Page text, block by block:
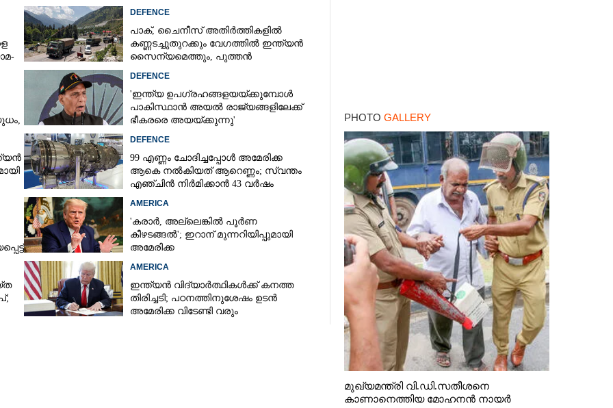
DEFENCE
പാക്, ചൈനീസ് അതിർത്തികളിൽ
കണ്ണടച്ചുതുറക്കും വേഗത്തിൽ ഇന്ത്യൻ
സൈന്യമെത്തും, പുത്തൻ
DEFENCE
'ഇന്ത്യ ഉപഗ്രഹങ്ങളയയ്‌ക്കുമ്പോൾ
പാകിസ്ഥാൻ അയൽ രാജ്യങ്ങളിലേക്ക്
ഭീകരരെ അയയ്‌ക്കുന്നു'
DEFENCE
99 എണ്ണം ചോദിച്ചപ്പോൾ അമേരിക്ക
ആകെ നൽകിയത് ആറെണ്ണം; സ്വന്തം
എഞ്ചിൻ നിർമിക്കാൻ 43 വർഷം
AMERICA
'കരാർ, അല്ലെങ്കിൽ പൂർണ
കീഴടങ്ങൽ'; ഇറാന് മുന്നറിയിപ്പുമായി
അമേരിക്ക
AMERICA
ഇന്ത്യൻ വിദ്യാർത്ഥികൾക്ക് കനത്ത
തിരിച്ചടി; പഠനത്തിനുശേഷം ഉടൻ
അമേരിക്ക വിടേണ്ടി വരും
PHOTO GALLERY
മുഖ്യമന്ത്രി വി.ഡി.സതീശനെ
കാണാനെത്തിയ മോഹനൻ നായർ